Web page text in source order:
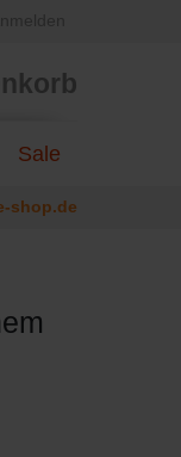
Sale
shop.de